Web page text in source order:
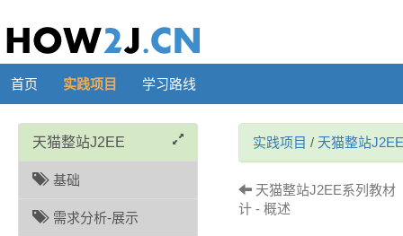
首页 实践项目 学习路线
天猫整站J2EE
基础
需求分析-展示
实践项目 / 天猫整站J2EE
天猫整站J2EE系列教材
计 - 概述